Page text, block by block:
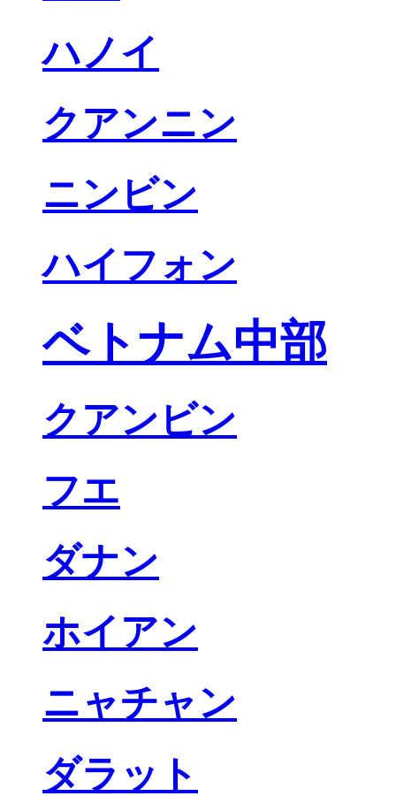
ハノイ
クアンニン
ニンビン
ハイフォン
ベトナム中部
クアンビン
フエ
ダナン
ホイアン
ニャチャン
ダラット